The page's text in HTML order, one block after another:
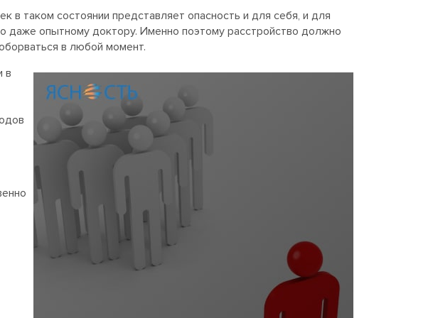
в таком состоянии представляет опасность и для себя, и для
даже опытному доктору. Именно поэтому расстройство должно
в любой момент.
в